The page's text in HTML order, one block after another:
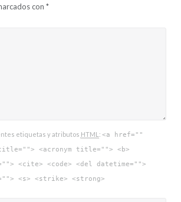
con *
etiquetas y atributos HTML : <a href=""
<acronym title=""> <b>
<cite> <code> <del datetime="">
<s> <strike> <strong>